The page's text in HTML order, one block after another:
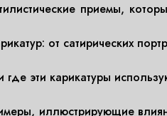
приемы,
от сатирических
эти карикатуры
иллюстрирующие